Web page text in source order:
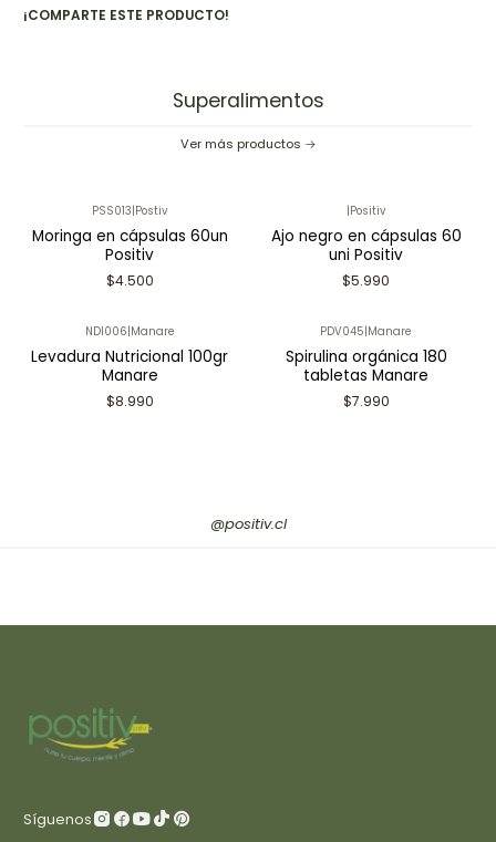
¡COMPARTE ESTE PRODUCTO!
Superalimentos
Ver más productos
PSS013|Postiv
Moringa en cápsulas 60un
Positiv
$4.500
|Positiv
Ajo negro en cápsulas 60
uni Positiv
$5.990
NDI006|Manare
Levadura Nutricional 100gr
Manare
$8.990
PDV045|Manare
Spirulina orgánica 180
tabletas Manare
$7.990
@positiv.cl
Síguenos